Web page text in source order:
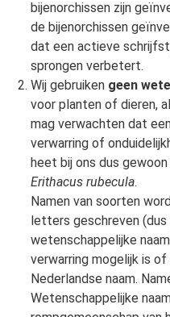
bijenorchissen zijn
de bijenorchissen
dat een actieve
sprongen verbetert.
Wij gebruiken geen
voor planten of dieren,
mag verwachten dat
verwarring of
heet bij ons dus
Erithacus rubecula.
Namen van soorten
letters geschreven
wetenschappelijke
verwarring mogelijk is
Nederlandse naam.
Wetenschappelijke